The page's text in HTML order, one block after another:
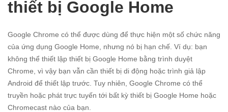
thiết bị Google Home
Google Chrome có thể được dùng để thực hiện một số chức năng
của ứng dụng Google Home, nhưng nó bị hạn chế. Ví dụ: bạn
không thể thiết lập thiết bị Google Home bằng trình duyệt
Chrome, vì vậy bạn vẫn cần thiết bị di động hoặc trình giả lập
Android để thiết lập trước. Tuy nhiên, Google Chrome có thể
truyền hoặc phát trực tuyến tới bất kỳ thiết bị Google Home hoặc
Chromecast nào của bạn.